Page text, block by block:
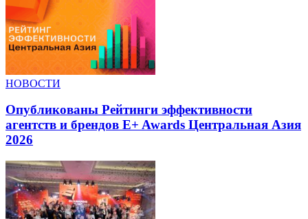
НОВОСТИ
Опубликованы Рейтинги эффективности
агентств и брендов E+ Awards Центральная Азия
2026